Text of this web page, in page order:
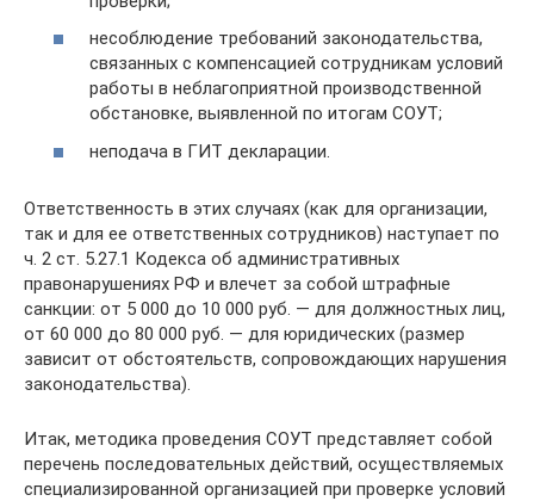
несоблюдение требований законодательства,
связанных с компенсацией сотрудникам условий
работы в неблагоприятной производственной
обстановке, выявленной по итогам СОУТ;
неподача в ГИТ декларации.
Ответственность в этих случаях (как для организации,
так и для ее ответственных сотрудников) наступает по
ч. 2 ст. 5.27.1 Кодекса об административных
правонарушениях РФ и влечет за собой штрафные
санкции: от 5 000 до 10 000 руб. — для должностных лиц,
от 60 000 до 80 000 руб. — для юридических (размер
зависит от обстоятельств, сопровождающих нарушения
законодательства).
Итак, методика проведения СОУТ представляет собой
перечень последовательных действий, осуществляемых
специализированной организацией при проверке условий